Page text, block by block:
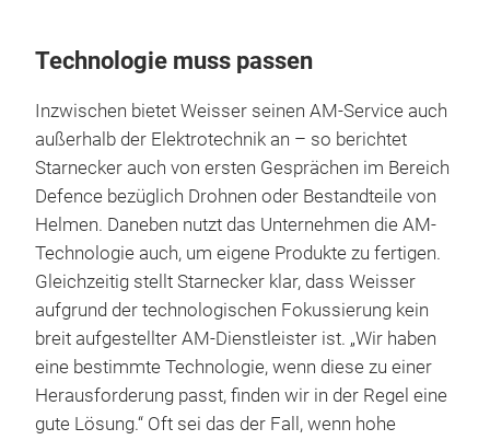
Technologie muss passen
Inzwischen bietet Weisser seinen AM-Service auch
außerhalb der Elektrotechnik an – so berichtet
Starnecker auch von ersten Gesprächen im Bereich
Defence bezüglich Drohnen oder Bestandteile von
Helmen. Daneben nutzt das Unternehmen die AM-
Technologie auch, um eigene Produkte zu fertigen.
Gleichzeitig stellt Starnecker klar, dass Weisser
aufgrund der technologischen Fokussierung kein
breit aufgestellter AM-Dienstleister ist. „Wir haben
eine bestimmte Technologie, wenn diese zu einer
Herausforderung passt, finden wir in der Regel eine
gute Lösung.“ Oft sei das der Fall, wenn hohe